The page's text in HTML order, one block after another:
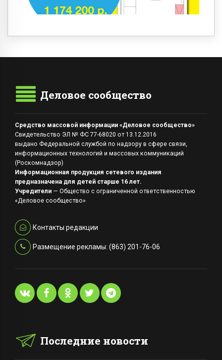
Деловое сообщество
Средство массовой информации «Деловое сообщество»
Свидетельство ЭЛ № ФС 77-68020 от 13.12.2016
выдано Федеральной службой по надзору в сфере связи,
информационных технологий и массовых коммуникаций
(Роскомнадзор)
Информационная продукция сетевого издания
предназначена для детей старше 16 лет.
Учредители — Общество с ограниченной ответственностью
«Деловое сообщество»
Контакты редакции
Размещение рекламы: (863) 201-76-06
Последние новости